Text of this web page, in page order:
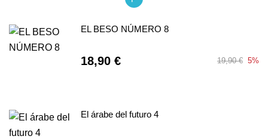
EL BESO NÚMERO 8
18,90 € 19,90 € 5%
El árabe del futuro 4